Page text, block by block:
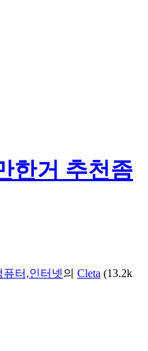
한거 추천좀
퓨터,인터넷의 Cleta (13.2k